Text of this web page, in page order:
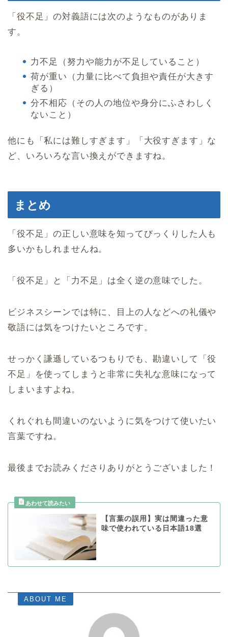
「役不足」の対義語には次のようなものがありま
す。
力不足（努力や能力が不足していること）
荷が重い（力量に比べて負担や責任が大きす
ぎる）
分不相応（その人の地位や身分にふさわしく
ないこと）
他にも「私には難しすぎます」「大役すぎます」な
ど、いろいろな言い換えができますね。
まとめ
「役不足」の正しい意味を知ってびっくりした人も
多いかもしれませんね。
「役不足」と「力不足」は全く逆の意味でした。
ビジネスシーンでは特に、目上の人などへの礼儀や
敬語には気をつけたいところです。
せっかく謙遜しているつもりでも、勘違いして「役
不足」を使ってしまうと非常に失礼な意味になって
しまいますよね。
くれぐれも間違いのないように気をつけて使いたい
言葉ですね。
最後までお読みくださりありがとうございました！
【言葉の誤用】実は間違った意
味で使われている日本語18選
ABOUT ME